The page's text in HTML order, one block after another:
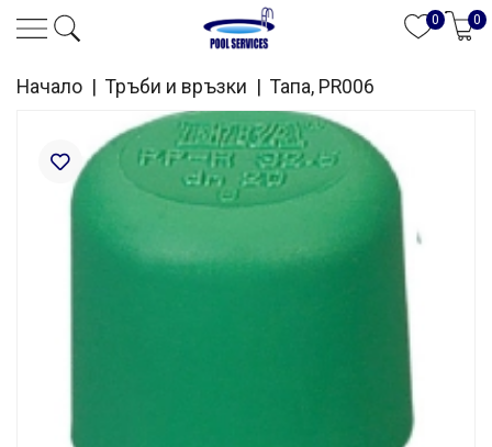
0 0
Начало Тръби и връзки Тапа, PR006